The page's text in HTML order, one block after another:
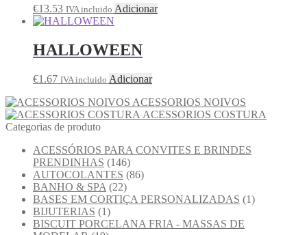
€13.53 IVA incluido Adicionar
HALLOWEEN
€1.67 IVA incluido Adicionar
ACESSORIOS NOIVOS
ACESSORIOS COSTURA
Categorias de produto
ACESSÓRIOS PARA CONVITES E BRINDES
PRENDINHAS (146)
AUTOCOLANTES (86)
BANHO & SPA (22)
BASES EM CORTIÇA PERSONALIZADAS (1)
BIJUTERIAS (1)
BISCUIT PORCELANA FRIA - MASSAS DE